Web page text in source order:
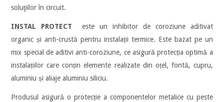
soluţiilor în circuit.
INSTAL PROTECT este un inhibitor de coroziune aditivat
organic și anti-crustă pentru instalații termice. Este bazat pe un
mix special de aditivi anti-coroziune, ce asigură protecția optimă a
instalațiilor care conțin elemente realizate din oțel, fontă, cupru,
aluminiu și aliaje aluminiu siliciu.
Produsul asigură o protecție a componentelor metalice cu peste